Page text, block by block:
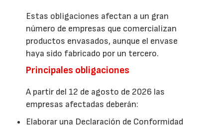
Estas obligaciones afectan a un gran
número de empresas que comercializan
productos envasados, aunque el envase
haya sido fabricado por un tercero.
Principales obligaciones
A partir del 12 de agosto de 2026 las
empresas afectadas deberán:
Elaborar una Declaración de Conformidad